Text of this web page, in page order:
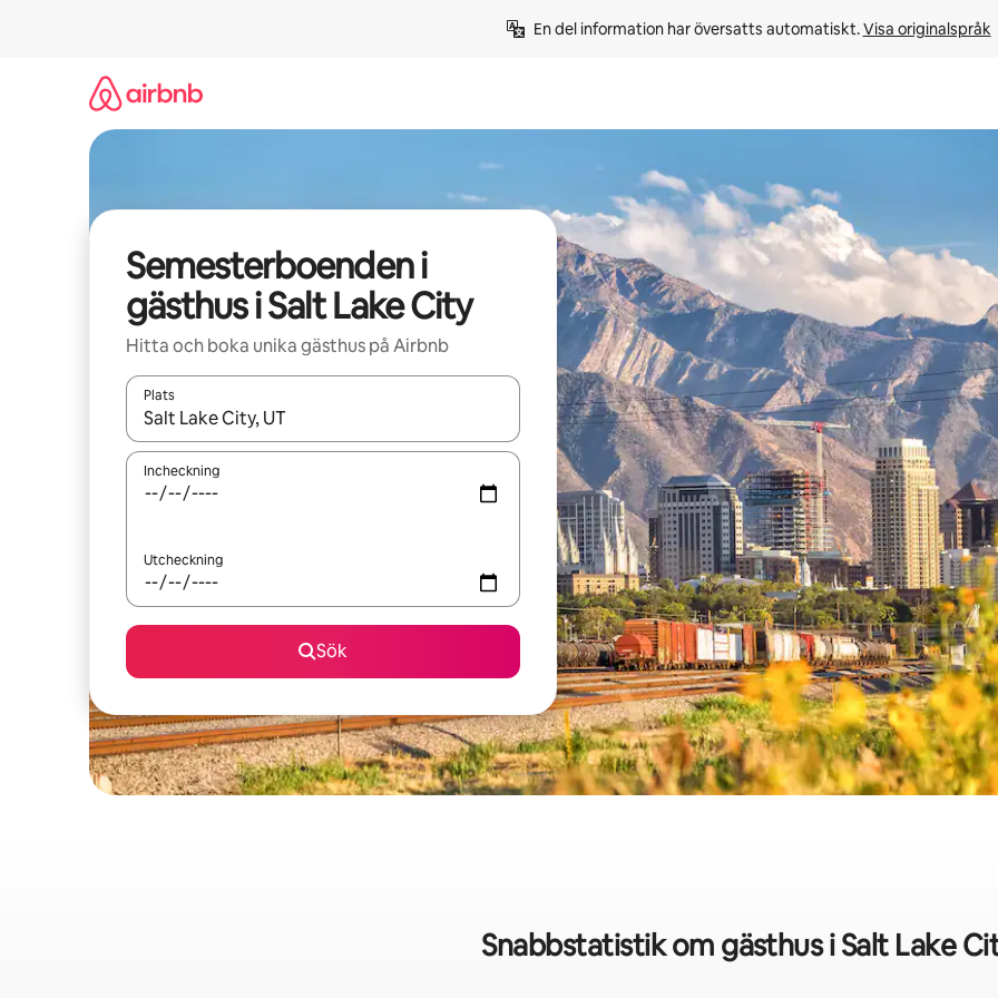
En del information har översatts automatiskt. Visa originalspråk
Semesterboenden i
gästhus i Salt Lake City
Hitta och boka unika gästhus på Airbnb
Plats
När resultaten är tillgängliga kan du navigera med upp- och nedåtpilarna eller utforska genom att trycka eller svepa.
Incheckning
Utcheckning
Sök
Snabbstatistik om gästhus i Salt Lake